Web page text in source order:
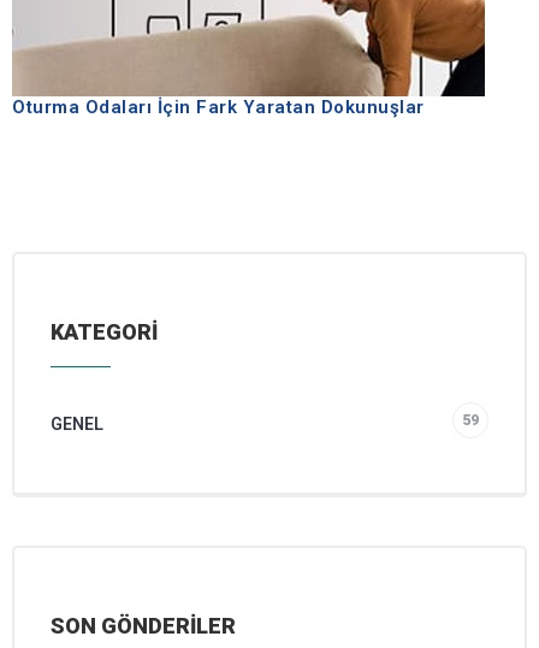
Oturma Odaları İçin Fark Yaratan Dokunuşlar
KATEGORİ
GENEL 59
SON GÖNDERİLER